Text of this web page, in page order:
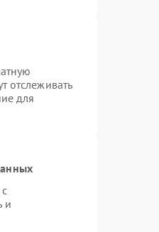
отслеживать
для
и